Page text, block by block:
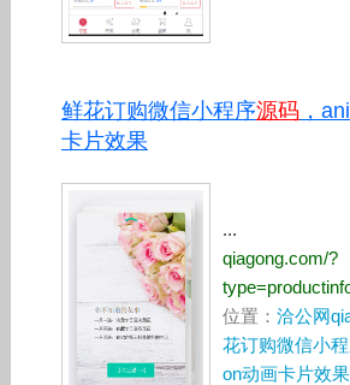
鲜花订购微信小程序源码，
卡片效果
...
qiagong.com/?
位置： 洽公网
花订购微信小
on动画卡片效果